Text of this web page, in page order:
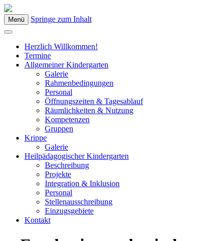
Kindergarten Bad Blumau
Menü Springe zum Inhalt
Herzlich Willkommen!
Termine
Allgemeiner Kindergarten
Galerie
Rahmenbedingungen
Personal
Öffnungszeiten & Tagesablauf
Räumlichkeiten & Nutzung
Kompetenzen
Gruppen
Krippe
Galerie
Heilpädagogischer Kindergarten
Beschreibung
Projekte
Integration & Inklusion
Personal
Stellenausschreibung
Einzugsgebiete
Kontakt